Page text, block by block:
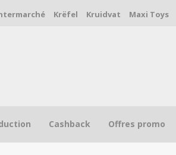
Krëfel Kruidvat Maxi Toys
Cashback Offres promo